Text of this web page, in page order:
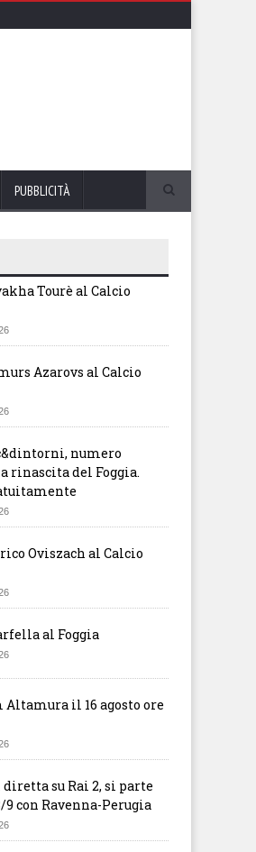
PUBBLICITÀ
Tourè al Calcio
Azarovs al Calcio
numero
rinascita del Foggia.
Oviszach al Calcio
al Foggia
Altamura il 16 agosto ore
diretta su Rai 2, si parte
con Ravenna-Perugia